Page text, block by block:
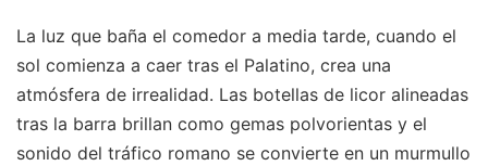
La luz que baña el comedor a media tarde, cuando el
sol comienza a caer tras el Palatino, crea una
atmósfera de irrealidad. Las botellas de licor alineadas
tras la barra brillan como gemas polvorientas y el
sonido del tráfico romano se convierte en un murmullo